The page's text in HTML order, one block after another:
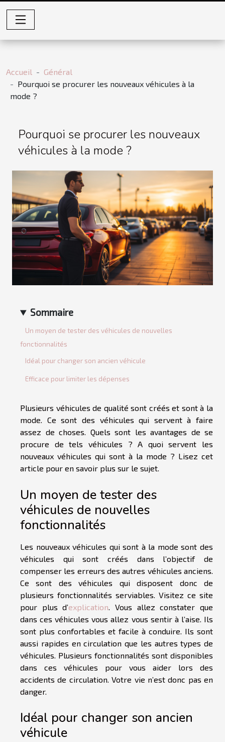
Accueil
Général
Pourquoi se procurer les nouveaux véhicules à la
mode ?
Pourquoi se procurer les nouveaux
véhicules à la mode ?
Sommaire
Un moyen de tester des véhicules de nouvelles
fonctionnalités
Idéal pour changer son ancien véhicule
Efficace pour limiter les dépenses
Plusieurs véhicules de qualité sont créés et sont à la
mode. Ce sont des véhicules qui servent à faire
assez de choses. Quels sont les avantages de se
procure de tels véhicules ? A quoi servent les
nouveaux véhicules qui sont à la mode ? Lisez cet
article pour en savoir plus sur le sujet.
Un moyen de tester des
véhicules de nouvelles
fonctionnalités
Les nouveaux véhicules qui sont à la mode sont des
véhicules qui sont créés dans l’objectif de
compenser les erreurs des autres véhicules anciens.
Ce sont des véhicules qui disposent donc de
plusieurs fonctionnalités serviables. Visitez ce site
pour plus d’explication . Vous allez constater que
dans ces véhicules vous allez vous sentir à l’aise. Ils
sont plus confortables et facile à conduire. Ils sont
aussi rapides en circulation que les autres types de
véhicules. Plusieurs fonctionnalités sont disponibles
dans ces véhicules pour vous aider lors des
accidents de circulation. Votre vie n’est donc pas en
danger.
Idéal pour changer son ancien
véhicule